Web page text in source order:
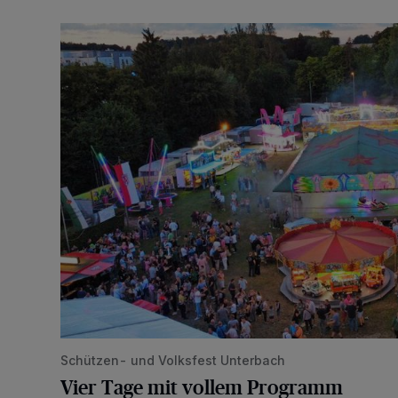
Vier Tage mit vollem Programm
Schützen- und Volksfest Unterbach
Vier Tage mit vollem Programm